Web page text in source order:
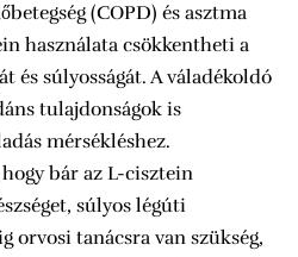
(COPD) és asztma
használata csökkentheti a
és súlyosságát. A váladékoldó
tulajdonságok is
mérsékléshez.
hogy bár az L-cisztein
súlyos légúti
orvosi tanácsra van szükség,